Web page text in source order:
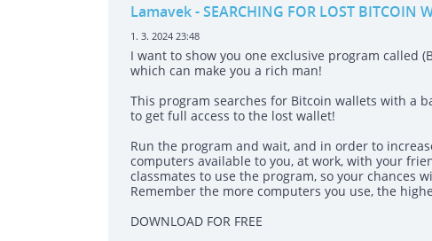
Lamavek- SEARCHING FOR LOST BITCOIN
1. 3. 2024 23:48
I want to show you one exclusive program called
which can make you a rich man!
This program searches for Bitcoin wallets with a
to get full access to the lost wallet!
Run the program and wait, and in order to
computers available to you, at work, with your
classmates to use the program, so your chances
Remember the more computers you use, the
DOWNLOAD FOR FREE